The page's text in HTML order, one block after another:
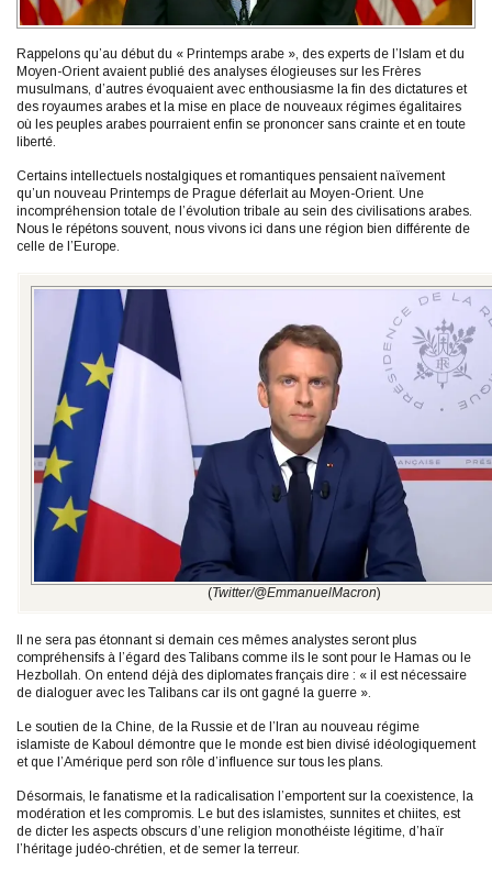
Rappelons qu’au début du « Printemps arabe », des experts de l’Islam et du
Moyen-Orient avaient publié des analyses élogieuses sur les Frères
musulmans, d’autres évoquaient avec enthousiasme la fin des dictatures et
des royaumes arabes et la mise en place de nouveaux régimes égalitaires
où les peuples arabes pourraient enfin se prononcer sans crainte et en toute
liberté.
Certains intellectuels nostalgiques et romantiques pensaient naïvement
qu’un nouveau Printemps de Prague déferlait au Moyen-Orient. Une
incompréhension totale de l’évolution tribale au sein des civilisations arabes.
Nous le répétons souvent, nous vivons ici dans une région bien différente de
celle de l’Europe.
(Twitter/@EmmanuelMacron)
Il ne sera pas étonnant si demain ces mêmes analystes seront plus
compréhensifs à l’égard des Talibans comme ils le sont pour le Hamas ou le
Hezbollah. On entend déjà des diplomates français dire : « il est nécessaire
de dialoguer avec les Talibans car ils ont gagné la guerre ».
Le soutien de la Chine, de la Russie et de l’Iran au nouveau régime
islamiste de Kaboul démontre que le monde est bien divisé idéologiquement
et que l’Amérique perd son rôle d’influence sur tous les plans.
Désormais, le fanatisme et la radicalisation l’emportent sur la coexistence, la
modération et les compromis. Le but des islamistes, sunnites et chiites, est
de dicter les aspects obscurs d’une religion monothéiste légitime, d’haïr
l’héritage judéo-chrétien, et de semer la terreur.